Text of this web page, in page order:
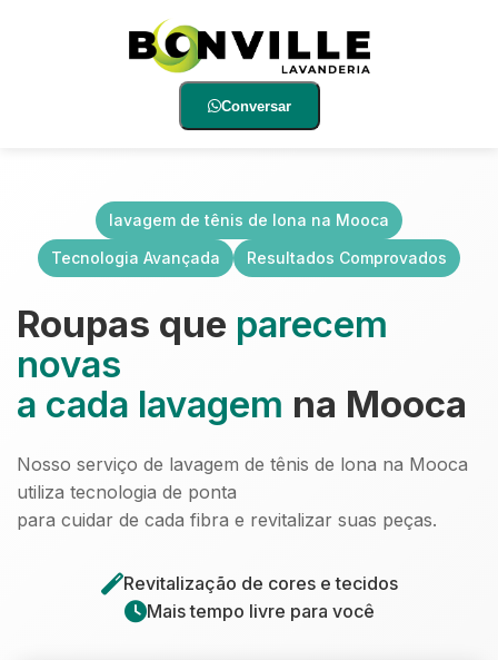
Conversar
lavagem de tênis de lona na Mooca
Tecnologia Avançada
Resultados Comprovados
Roupas que parecem
novas
a cada lavagem na Mooca
Nosso serviço de lavagem de tênis de lona na Mooca
utiliza tecnologia de ponta
para cuidar de cada fibra e revitalizar suas peças.
Revitalização de cores e tecidos
Mais tempo livre para você